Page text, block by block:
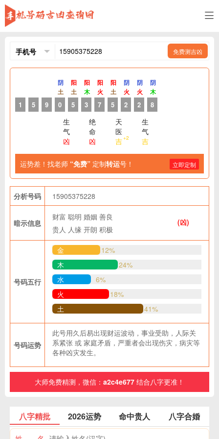
免费测吉凶
1 5 9
阴
土
0
阳
土
5
阳
木
3
生
气
凶
阳
火
7
绝
命
凶
阳
土
5
阴
火
2
阴
火
2
天
医
吉+2
阴
木
8
生
气
吉
运势差！找老师 “免费” 定制转运号！ 立即定制
分析号码 15905375228
暗示信息
财富 聪明 婚姻 善良
贵人 人缘 开朗 积极
(凶)
号码五行
金
12%
木
24%
水
6%
火
18%
土
41%
号码运势
此号用久后易出现财运波动，事业受助，人际关
系紧张 或 家庭矛盾，严重者会出现伤灾，病灾等
各种凶灾发生。
大师免费精测，微信： a2c4e677 结合八字更准！
八字精批 2026运势 命中贵人 八字合婚